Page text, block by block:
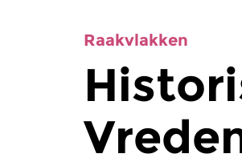
Raakvlakken